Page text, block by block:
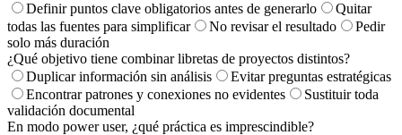
Definir puntos clave obligatorios antes de generarlo
Quitar
todas las fuentes para simplificar
No revisar el resultado
Pedir
solo más duración
¿Qué objetivo tiene combinar libretas de proyectos distintos?
Duplicar información sin análisis
Evitar preguntas estratégicas
Encontrar patrones y conexiones no evidentes
Sustituir toda
validación documental
En modo power user, ¿qué práctica es imprescindible?